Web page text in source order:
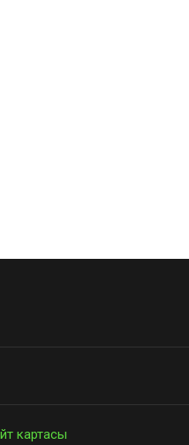
картасы